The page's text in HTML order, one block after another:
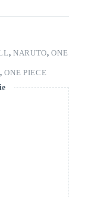
,NARUTO,ONE
,ONE PIECE